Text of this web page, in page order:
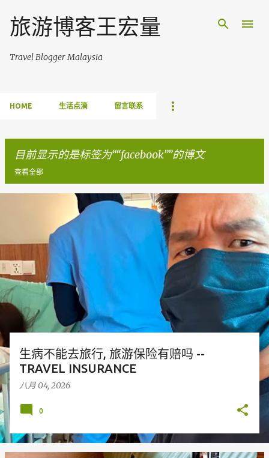
跳至主要内容
旅游博客王宏量
Travel Blogger Malaysia
HOME 生活点滴 留言联系
目前显示的是标签为“ facebook ”的博文
查看全部
生病不能去旅行, 旅游保险有赔吗 --
TRAVEL INSURANCE
八月 04, 2026
0